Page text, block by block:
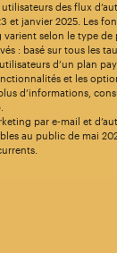
des flux
et janvier 2025. Les
selon le type de
: basé sur tous les
d’un plan
et les
d’informations,
par e-mail et
au public de mai